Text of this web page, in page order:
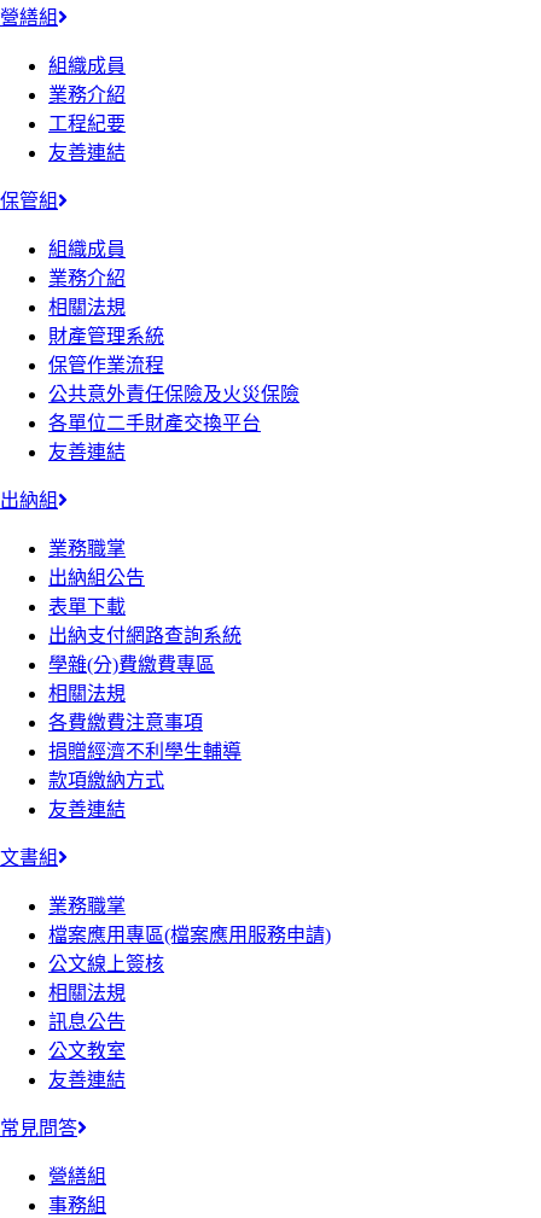
營繕組
組織成員
業務介紹
工程紀要
友善連結
保管組
組織成員
業務介紹
相關法規
財產管理系統
保管作業流程
公共意外責任保險及火災保險
各單位二手財產交換平台
友善連結
出納組
業務職掌
出納組公告
表單下載
出納支付網路查詢系統
學雜(分)費繳費專區
相關法規
各費繳費注意事項
捐贈經濟不利學生輔導
款項繳納方式
友善連結
文書組
業務職掌
檔案應用專區(檔案應用服務申請)
公文線上簽核
相關法規
訊息公告
公文教室
友善連結
常見問答
營繕組
事務組